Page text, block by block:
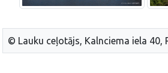
© Lauku ceļotājs, Kalnciema iela 40,